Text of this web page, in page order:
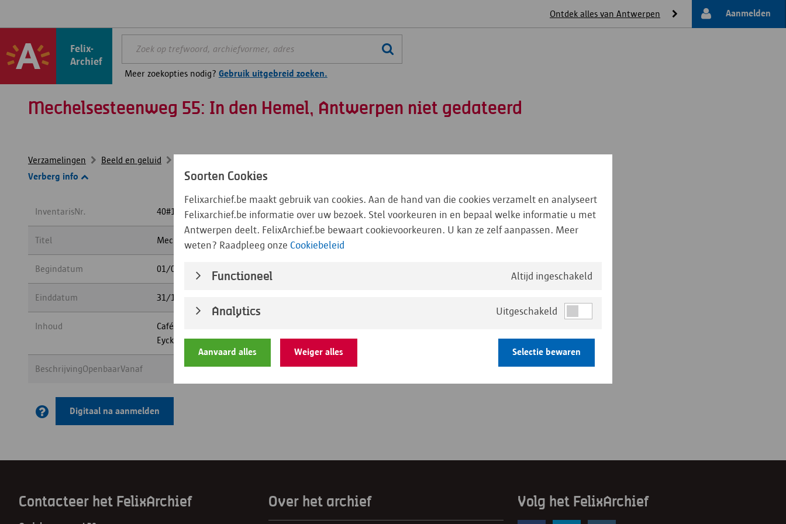
Aanmelden
Ontdek alles van Antwerpen
Felix-
Archief
Meer zoekopties nodig? Gebruik uitgebreid zoeken.
Mechelsesteenweg 55: In den Hemel, Antwerpen niet gedateerd
Verzamelingen Beeld en geluid
Verberg info
InventarisNr. 40#1404
Titel Mechelsesteenweg 55: In den Hemel, Antwerpen niet gedateerd
Begindatum 01/01/1940
Einddatum 31/12/1990
Inhoud
Café "In den hemel" aan de Mechelsesteenweg 55, uitgebaat door F.
Eyckmans. De volledige familie poseert voor de foto.
BeschrijvingOpenbaarVanaf
Digitaal na aanmelden
Contacteer het FelixArchief Over het archief Volg het FelixArchief
Soorten Cookies
Felixarchief.be maakt gebruik van cookies. Aan de hand van die cookies verzamelt en analyseert
Felixarchief.be informatie over uw bezoek. Stel voorkeuren in en bepaal welke informatie u met
Antwerpen deelt. FelixArchief.be bewaart cookievoorkeuren. U kan ze zelf aanpassen. Meer
weten? Raadpleeg onze Cookiebeleid
Functioneel Altijd ingeschakeld
Analytics Uitgeschakeld
Aanvaard alles Weiger alles Selectie bewaren